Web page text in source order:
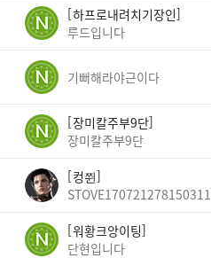
하프로내려치기장인
루드입니다
기뻐해라야근이다
장미칼주부9단
장미칼주부9단
컹쮠
STOVE170721278150311
워황크앙이팅
단현입니다